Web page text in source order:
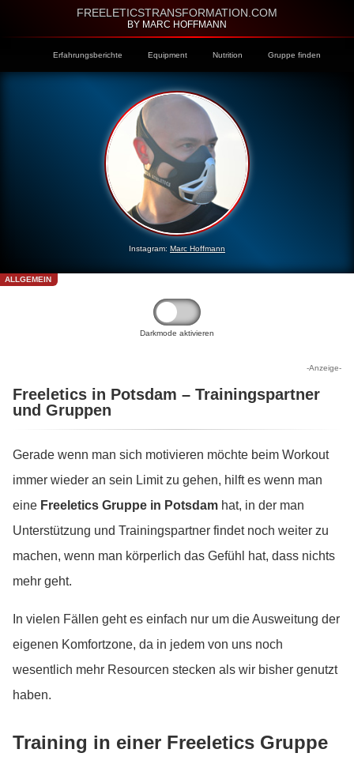
FREELETICSTRANSFORMATION.COM
BY MARC HOFFMANN
Erfahrungsberichte Equipment Nutrition Gruppe finden
Instagram: Marc Hoffmann
ALLGEMEIN
Darkmode aktivieren
-Anzeige-
Freeletics in Potsdam – Trainingspartner
und Gruppen
Gerade wenn man sich motivieren möchte beim Workout
immer wieder an sein Limit zu gehen, hilft es wenn man
eine Freeletics Gruppe in Potsdam hat, in der man
Unterstützung und Trainingspartner findet noch weiter zu
machen, wenn man körperlich das Gefühl hat, dass nichts
mehr geht.
In vielen Fällen geht es einfach nur um die Ausweitung der
eigenen Komfortzone, da in jedem von uns noch
wesentlich mehr Resourcen stecken als wir bisher genutzt
haben.
Training in einer Freeletics Gruppe